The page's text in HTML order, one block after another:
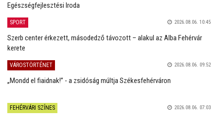
Egészségfejlesztési Iroda
SPORT 2026.08.06. 10:45
Szerb center érkezett, másodedző távozott – alakul az Alba Fehérvár
kerete
VÁROSTÖRTÉNET 2026.08.06. 09:52
„Mondd el fiaidnak!” - a zsidóság múltja Székesfehérváron
FEHÉRVÁRI SZÍNES 2026.08.06. 07:03